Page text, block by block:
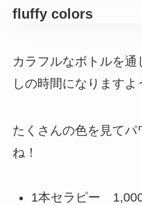
fluffy colors
カラフルなボトルを
しの時間になりますよ
たくさんの色を見て
ね！
1本セラピー